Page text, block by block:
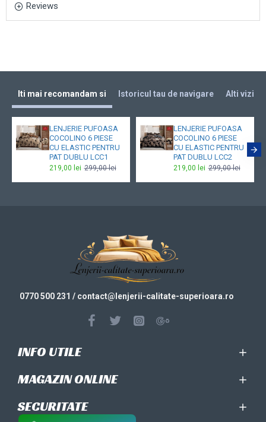
Reviews
Iti mai recomandam si Istoricul tau de navigare Alti
LENJERIE PUFOASA
COCOLINO 6 PIESE
CU ELASTIC PENTRU
PAT DUBLU LCC1
219,00 lei 299,00 lei
LENJERIE PUFOASA
COCOLINO 6 PIESE
CU ELASTIC PENTRU
PAT DUBLU LCC2
219,00 lei 299,00 lei
0770 500 231 / contact@ lenjerii-calitate-superioara.ro
INFO UTILE
MAGAZIN ONLINE
SECURITATE